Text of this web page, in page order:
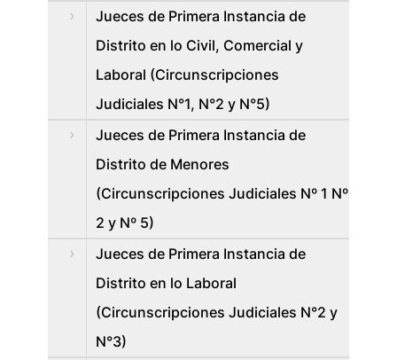
Jueces de Primera Instancia de
Distrito en lo Civil, Comercial y
Laboral (Circunscripciones
Judiciales N°1, N°2 y N°5)
Jueces de Primera Instancia de
Distrito de Menores
(Circunscripciones Judiciales Nº 1 Nº
2 y Nº 5)
Jueces de Primera Instancia de
Distrito en lo Laboral
(Circunscripciones Judiciales N°2 y
N°3)